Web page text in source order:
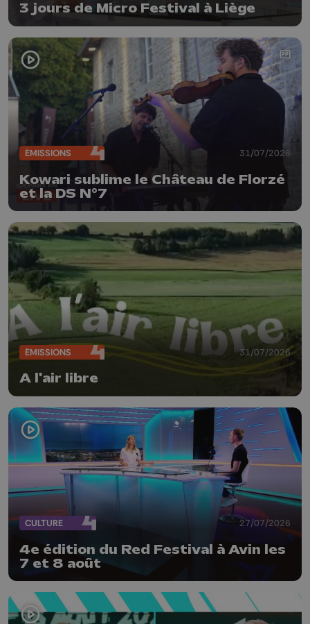
3 jours de Micro Festival à Liège
ÉMISSIONS 31/07/2026
Kowari sublime le Château de Florzé
et la DS N°7
ÉMISSIONS 31/07/2026
A l'air libre
CULTURE 27/07/2026
4e édition du Red Festival à Avin les
7 et 8 août